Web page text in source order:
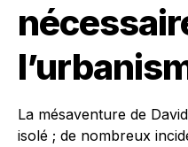
La mésaventure de
isolé ; de nombreux